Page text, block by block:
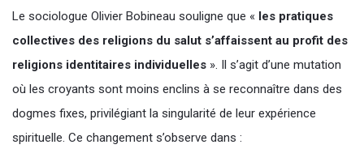
Le sociologue Olivier Bobineau souligne que « les pratiques
collectives des religions du salut s’affaissent au profit des
religions identitaires individuelles ». Il s’agit d’une mutation
où les croyants sont moins enclins à se reconnaître dans des
dogmes fixes, privilégiant la singularité de leur expérience
spirituelle. Ce changement s’observe dans :